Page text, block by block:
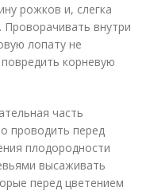
рожков и, слегка
внутри
лопату не
корневую
часть
проводить перед
плодородности
высаживать
перед цветением